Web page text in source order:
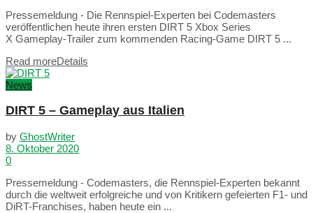
Pressemeldung - Die Rennspiel-Experten bei Codemasters
veröffentlichen heute ihren ersten DIRT 5 Xbox Series
X Gameplay-Trailer zum kommenden Racing-Game DIRT 5 ...
Read moreDetails
News
DIRT 5 – Gameplay aus Italien
by GhostWriter
8. Oktober 2020
0
Pressemeldung - Codemasters, die Rennspiel-Experten bekannt
durch die weltweit erfolgreiche und von Kritikern gefeierten F1- und
DiRT-Franchises, haben heute ein ...